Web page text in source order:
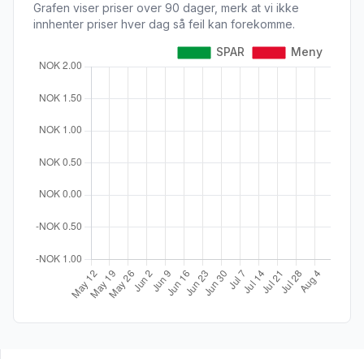
Grafen viser priser over 90 dager, merk at vi ikke
innhenter priser hver dag så feil kan forekomme.